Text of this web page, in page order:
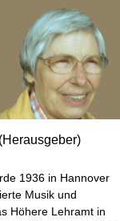
(Herausgeber)
1936 in Hannover
Musik und
Höhere Lehramt in